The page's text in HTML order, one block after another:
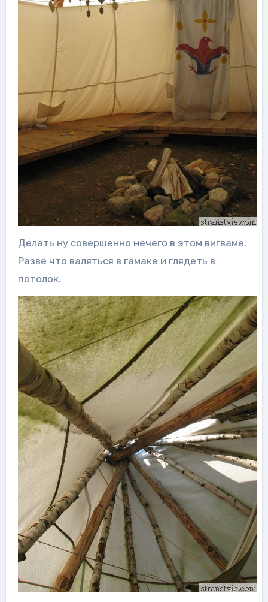
Делать ну совершенно нечего в этом вигваме.
Разве что валяться в гамаке и глядеть в
потолок.